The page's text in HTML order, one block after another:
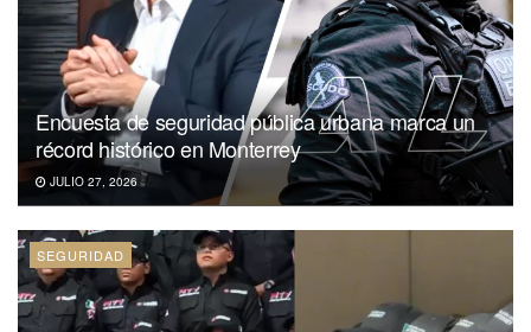
Encuesta de seguridad pública urbana marca un
récord histórico en Monterrey
JULIO 27, 2026
SEGURIDAD